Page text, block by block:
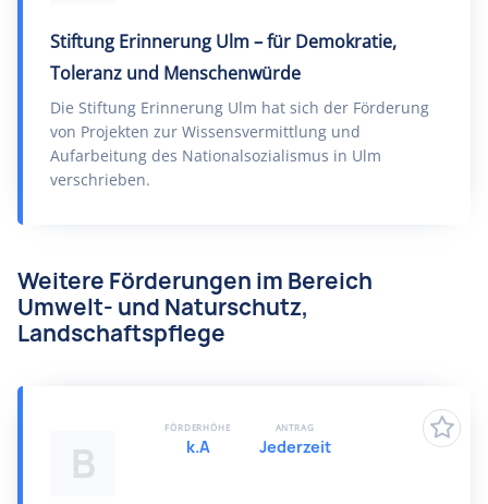
Stiftung Erinnerung Ulm – für Demokratie,
Toleranz und Menschenwürde
Die Stiftung Erinnerung Ulm hat sich der Förderung
von Projekten zur Wissensvermittlung und
Aufarbeitung des Nationalsozialismus in Ulm
verschrieben.
Weitere Förderungen im Bereich
Umwelt- und Naturschutz,
Landschaftspflege
B
FÖRDERHÖHE
k.A
ANTRAG
Jederzeit